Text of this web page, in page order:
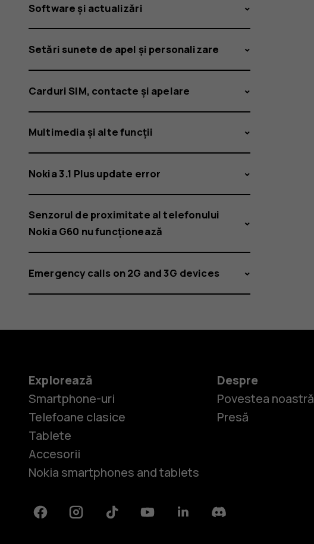
Software și actualizări
Setări sunete de apel și personalizare
Carduri SIM, contacte și apelare
Multimedia și alte funcții
Nokia 3.1 Plus update error
Senzorul de proximitate al telefonului
Nokia G60 nu funcționează
Emergency calls on 2G and 3G devices
Explorează
Smartphone-uri
Telefoane clasice
Tablete
Accesorii
Nokia smartphones and tablets
Despre
Povestea noastră
Presă
FacebookInstagramTiktok YoutubeLinkedinDiscord